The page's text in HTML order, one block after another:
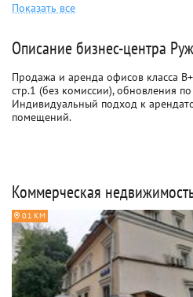
Показать все
Описание бизнес-центра
Продажа и аренда офисов класса
стр.1 (без комиссии), обновления
Индивидуальный подход к
помещений.
Коммерческая
0.1 КМ